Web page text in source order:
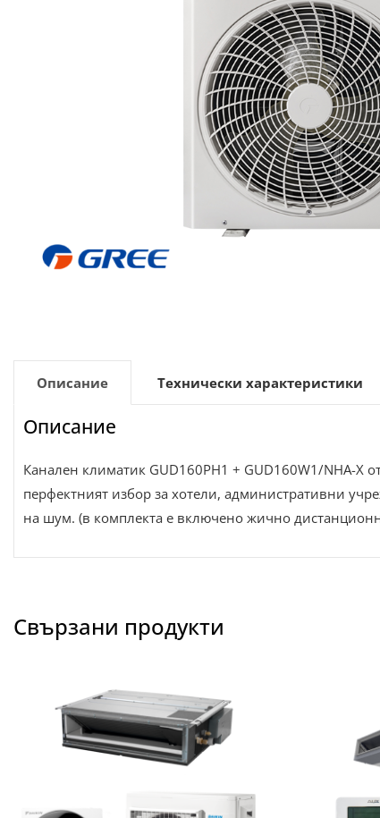
Описание Технически характеристики
Описание
Канален климатик GUD160PH1 + GUD160W1/NHA-X
перфектният избор за хотели, административни
на шум. (в комплекта е включено жично
Свързани продукти